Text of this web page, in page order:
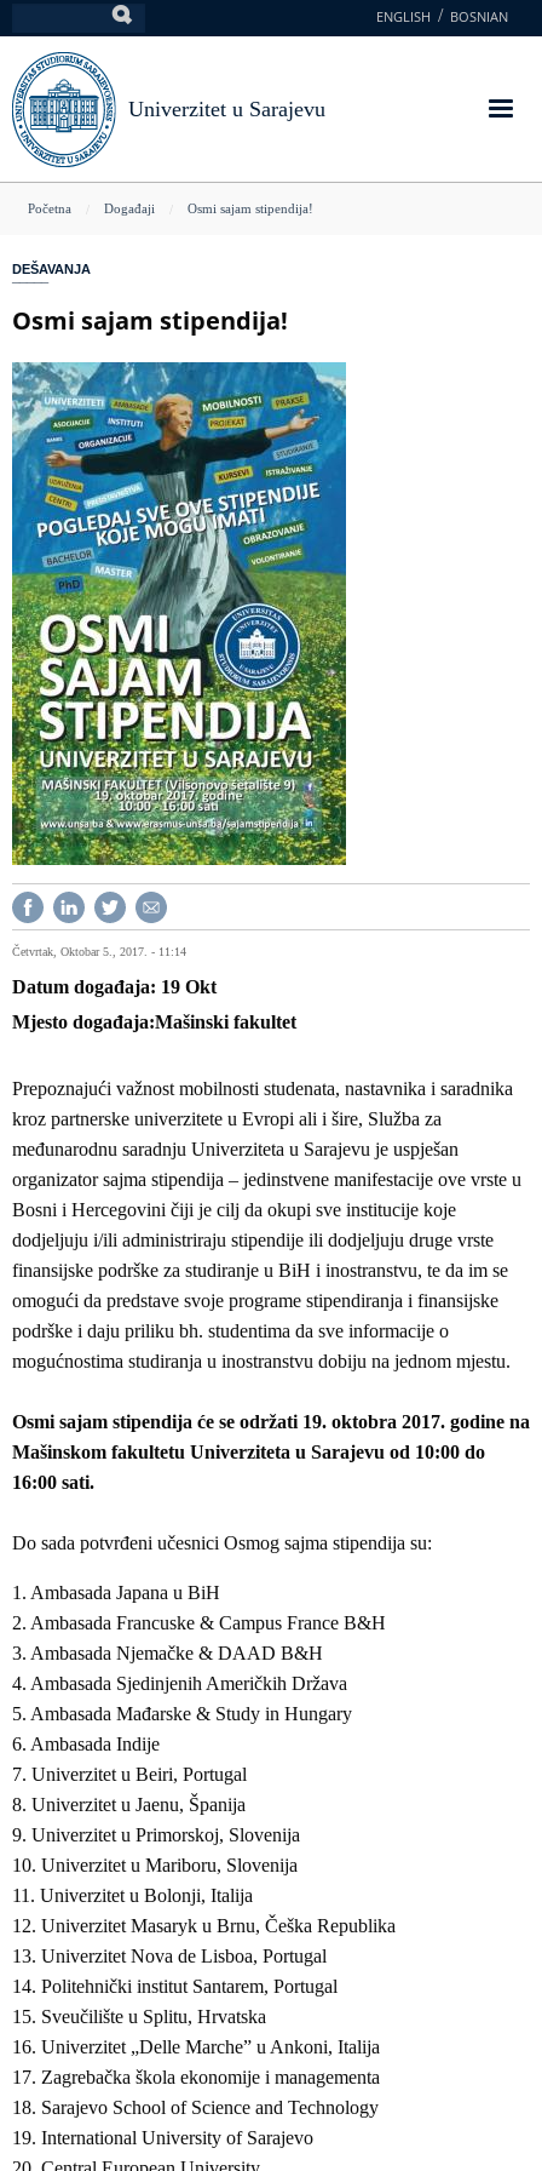
na
glavni
sadržaj
ENGLISH BOSNIAN
Univerzitet u Sarajevu
You
here
Početna Događaji Osmi sajam stipendija!
DEŠAVANJA
Osmi sajam stipendija!
Četvrtak, Oktobar 5., 2017. - 11:14
Datum događaja 19 Okt
Mjesto događaja Mašinski fakultet
Prepoznajući važnost mobilnosti studenata, nastavnika i saradnika
kroz partnerske univerzitete u Evropi ali i šire, Služba za
međunarodnu saradnju Univerziteta u Sarajevu je uspješan
organizator sajma stipendija – jedinstvene manifestacije ove vrste u
Bosni i Hercegovini čiji je cilj da okupi sve institucije koje
dodjeljuju i/ili administriraju stipendije ili dodjeljuju druge vrste
finansijske podrške za studiranje u BiH i inostranstvu, te da im se
omogući da predstave svoje programe stipendiranja i finansijske
podrške i daju priliku bh. studentima da sve informacije o
mogućnostima studiranja u inostranstvu dobiju na jednom mjestu.
Osmi sajam stipendija će se održati 19. oktobra 2017. godine na
Mašinskom fakultetu Univerziteta u Sarajevu od 10:00 do
16:00 sati.
Do sada potvrđeni učesnici Osmog sajma stipendija su:
1. Ambasada Japana u BiH
2. Ambasada Francuske & Campus France B&H
3. Ambasada Njemačke & DAAD B&H
4. Ambasada Sjedinjenih Američkih Država
5. Ambasada Mađarske & Study in Hungary
6. Ambasada Indije
7. Univerzitet u Beiri, Portugal
8. Univerzitet u Jaenu, Španija
9. Univerzitet u Primorskoj, Slovenija
10. Univerzitet u Mariboru, Slovenija
11. Univerzitet u Bolonji, Italija
12. Univerzitet Masaryk u Brnu, Češka Republika
13. Univerzitet Nova de Lisboa, Portugal
14. Politehnički institut Santarem, Portugal
15. Sveučilište u Splitu, Hrvatska
16. Univerzitet „Delle Marche” u Ankoni, Italija
17. Zagrebačka škola ekonomije i managementa
18. Sarajevo School of Science and Technology
19. International University of Sarajevo